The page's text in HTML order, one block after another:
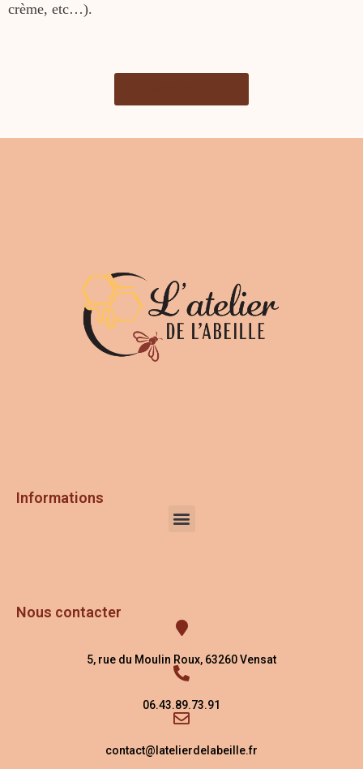
crème, etc…).
Informations
Nous contacter
5, rue du Moulin Roux, 63260 Vensat
06.43.89.73.91
contact@latelierdelabeille.fr